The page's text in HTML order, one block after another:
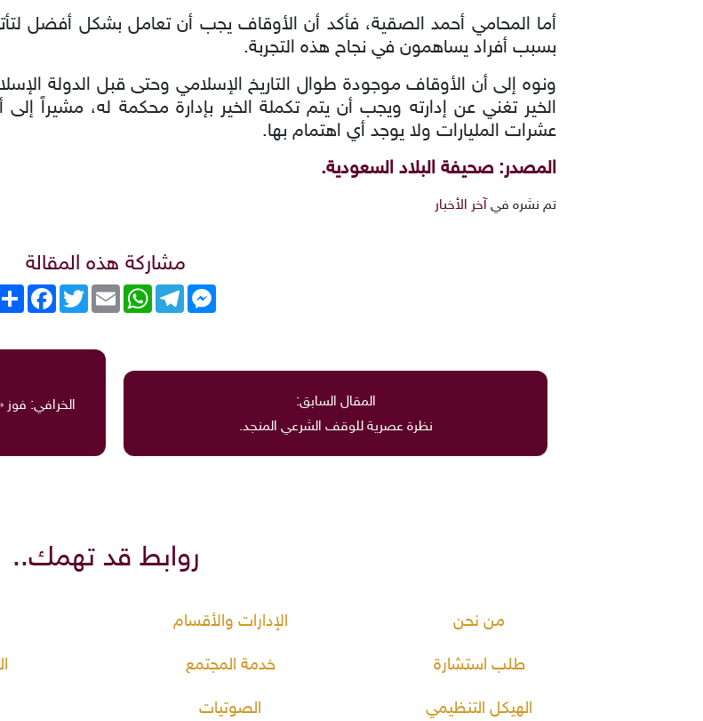
أما المحامي أحمد الصقية، فأكد أن الأوقاف يجب أن تعامل بشكل أفضل
بسبب أفراد يساهمون في نجاح هذه التجربة.
ونوه إلى أن الأوقاف موجودة طوال التاريخ الإسلامي وحتى قبل الدولة
الخير تغني عن إدارته ويجب أن يتم تكملة الخير بإدارة محكمة له، مشيراً
عشرات المليارات ولا يوجد أي اهتمام بها.
المصدر: صحيفة البلاد السعودية.
تم نشره في آخر الأخبار
مشاركة هذه المقالة
انشر TwitterEmail
WhatsAppTelegram
Messenger
المقال السابق:
نظرة عصرية للوقف الشرعي المنجد.
الخرافي: فوز
روابط قد تهمك..
من نحن
طلب استشارة
الهيكل التنظيمي
الإدارات والأقسام
خدمة المجتمع
الصوتيات